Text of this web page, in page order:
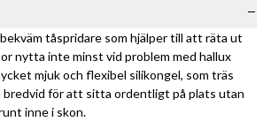
tåspridare som hjälper till att räta ut
nytta inte minst vid problem med hallux
mjuk och flexibel silikongel, som träs
för att sitta ordentligt på plats utan
inne i skon.